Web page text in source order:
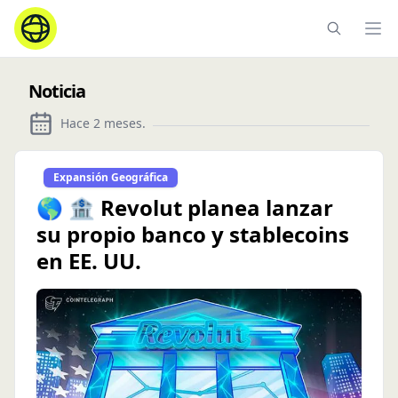
Noticia
Hace 2 meses.
Expansión Geográfica
🌎 🏦 Revolut planea lanzar
su propio banco y stablecoins
en EE. UU.